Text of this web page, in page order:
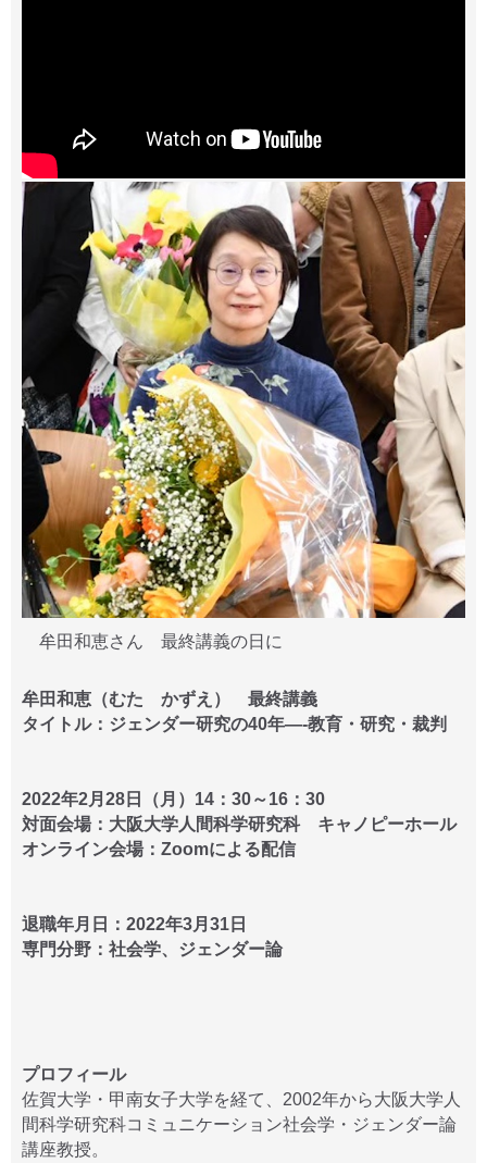
牟田和恵さん 最終講義の日に
牟田和恵（むた かずえ） 最終講義
タイトル：ジェンダー研究の40年—-教育・研究・裁判
2022年2月28日（月）14：30～16：30
対面会場：大阪大学人間科学研究科 キャノピーホール
オンライン会場：Zoomによる配信
退職年月日：2022年3月31日
専門分野：社会学、ジェンダー論
プロフィール
佐賀大学・甲南女子大学を経て、2002年から大阪大学人
間科学研究科コミュニケーション社会学・ジェンダー論
講座教授。